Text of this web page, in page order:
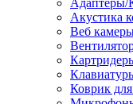
Адаптеры/
Акустика
Веб
Коврик